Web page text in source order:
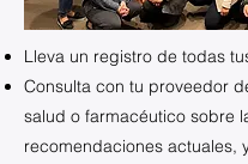
Lleva un registro de todas
Consulta con tu proveedor
salud o farmacéutico sobre
recomendaciones actuales,